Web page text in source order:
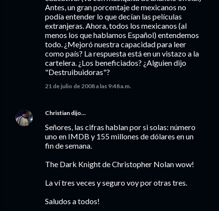
Antes, un gran porcentaje de mexicanos no
podía entender lo que decían las películas
extranjeras. Ahora, todos los mexicanos (al
menos los que hablamos Español) entendemos
todo. ¿Mejoró nuestra capacidad para leer
como país? La respuesta está en un vistazo a la
cartelera. ¿Los beneficiados? ¿Alguien dijo
"Destruibuidoras"?
21 de julio de 2008 a las 9:48 a.m.
Christian dijo…
Señores, las cifras hablan por si solas: número
uno en IMDB y 155 millones de dólares en un
fin de semana.
The Dark Knight de Christopher Nolan wow!
La ví tres veces y seguro voy por otras tres.
Saludos a todos!